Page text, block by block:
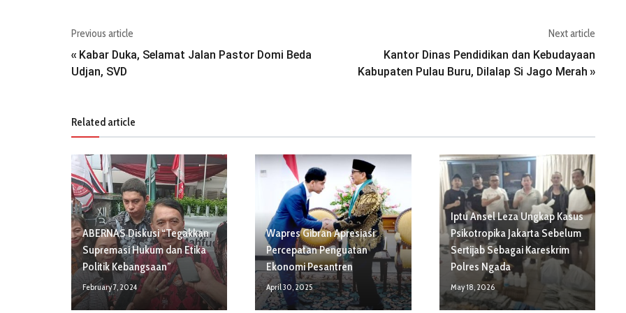
Previous article
« Kabar Duka, Selamat Jalan Pastor Domi Beda
Udjan, SVD
Next article
Kantor Dinas Pendidikan dan Kebudayaan
Kabupaten Pulau Buru, Dilalap Si Jago Merah »
Related article
ABERNAS Diskusi “Tegakkan
Supremasi Hukum dan Etika
Politik Kebangsaan”
February 7, 2024
Wapres Gibran Apresiasi
Percepatan Penguatan
Ekonomi Pesantren
April 30, 2025
Iptu Ansel Leza Ungkap Kasus
Psikotropika Jakarta Sebelum
Sertijab Sebagai Kareskrim
Polres Ngada
May 18, 2026